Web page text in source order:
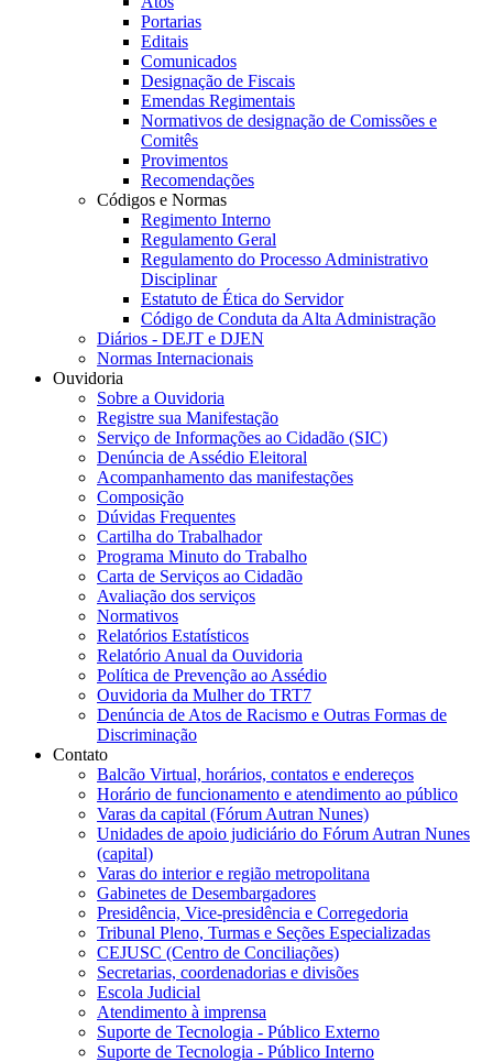
Portarias
Editais
Comunicados
Designação de Fiscais
Emendas Regimentais
Normativos de designação de Comissões e
Comitês
Provimentos
Recomendações
Códigos e Normas
Regimento Interno
Regulamento Geral
Regulamento do Processo Administrativo
Disciplinar
Estatuto de Ética do Servidor
Código de Conduta da Alta Administração
Diários - DEJT e DJEN
Normas Internacionais
Ouvidoria
Sobre a Ouvidoria
Registre sua Manifestação
Serviço de Informações ao Cidadão (SIC)
Denúncia de Assédio Eleitoral
Acompanhamento das manifestações
Composição
Dúvidas Frequentes
Cartilha do Trabalhador
Programa Minuto do Trabalho
Carta de Serviços ao Cidadão
Avaliação dos serviços
Normativos
Relatórios Estatísticos
Relatório Anual da Ouvidoria
Política de Prevenção ao Assédio
Ouvidoria da Mulher do TRT7
Denúncia de Atos de Racismo e Outras Formas de
Discriminação
Contato
Balcão Virtual, horários, contatos e endereços
Horário de funcionamento e atendimento ao público
Varas da capital (Fórum Autran Nunes)
Unidades de apoio judiciário do Fórum Autran Nunes
(capital)
Varas do interior e região metropolitana
Gabinetes de Desembargadores
Presidência, Vice-presidência e Corregedoria
Tribunal Pleno, Turmas e Seções Especializadas
CEJUSC (Centro de Conciliações)
Secretarias, coordenadorias e divisões
Escola Judicial
Atendimento à imprensa
Suporte de Tecnologia - Público Externo
Suporte de Tecnologia - Público Interno